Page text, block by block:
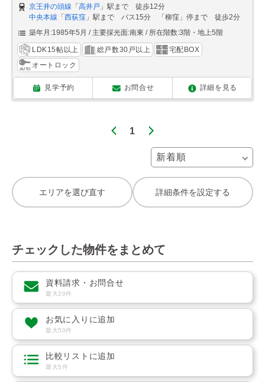
京王井の頭線 「高井戸 」駅まで 徒歩12分
中央本線 「西荻窪 」駅まで バス15分 「柳窪」停まで 徒歩2分
築年月:1985年5月
主要採光面:南東 所在階数:3階・地上5階
LDK15帖以上 総戸数30戸以上
宅配BOX
オートロック
見学予約 お問合せ 詳細を見る
1
エリアを選び直す 詳細条件を設定する
チェックした物件をまとめて
資料請求・お問合せ
最大20件
お気に入りに追加
最大50件
比較リストに追加
最大5件